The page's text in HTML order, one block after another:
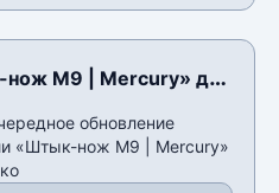
M9 | Mercury» для
обновление
«Штык-нож M9 | Mercury»